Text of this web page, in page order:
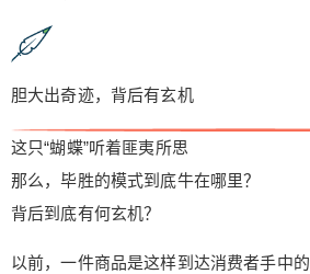
胆大出奇迹，背后有玄机
这只“蝴蝶”听着匪夷所思
那么，毕胜的模式到底牛在哪里？
背后到底有何玄机？
以前，一件商品是这样到达消费者手中的